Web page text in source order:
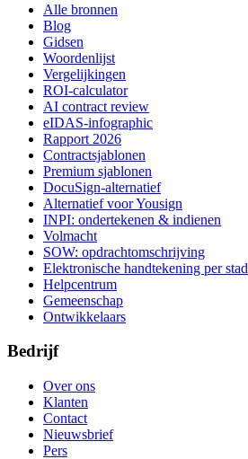
Alle bronnen
Blog
Gidsen
Woordenlijst
Vergelijkingen
ROI-calculator
AI contract review
eIDAS-infographic
Rapport 2026
Contractsjablonen
Premium sjablonen
DocuSign-alternatief
Alternatief voor Yousign
INPI: ondertekenen & indienen
Volmacht
SOW: opdrachtomschrijving
Elektronische handtekening per stad
Helpcentrum
Gemeenschap
Ontwikkelaars
Bedrijf
Over ons
Klanten
Contact
Nieuwsbrief
Pers